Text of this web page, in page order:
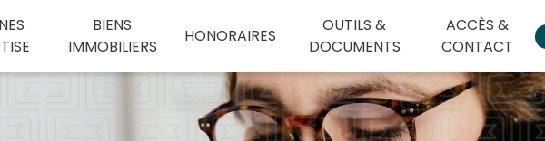
BIENS
IMMOBILIERS
HONORAIRES
OUTILS &
DOCUMENTS
ACCÈS &
CONTACT